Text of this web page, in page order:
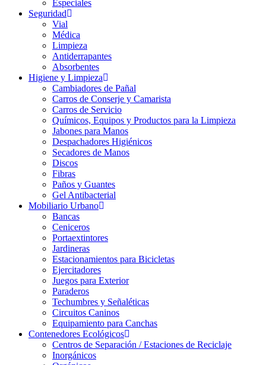
Especiales
Seguridad
Vial
Médica
Limpieza
Antiderrapantes
Absorbentes
Higiene y Limpieza
Cambiadores de Pañal
Carros de Conserje y Camarista
Carros de Servicio
Químicos, Equipos y Productos para la Limpieza
Jabones para Manos
Despachadores Higiénicos
Secadores de Manos
Discos
Fibras
Paños y Guantes
Gel Antibacterial
Mobiliario Urbano
Bancas
Ceniceros
Portaextintores
Jardineras
Estacionamientos para Bicicletas
Ejercitadores
Juegos para Exterior
Paraderos
Techumbres y Señaléticas
Circuitos Caninos
Equipamiento para Canchas
Contenedores Ecológicos
Centros de Separación / Estaciones de Reciclaje
Inorgánicos